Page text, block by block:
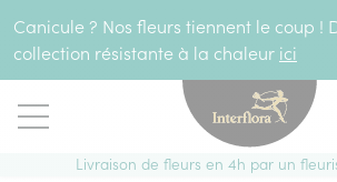
Canicule ? Nos fleurs tiennent le coup !
collection résistante à la chaleur ici
Livraison de fleurs en 4h par un